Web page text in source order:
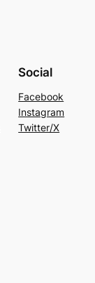
Social
Facebook
Instagram
Twitter/X